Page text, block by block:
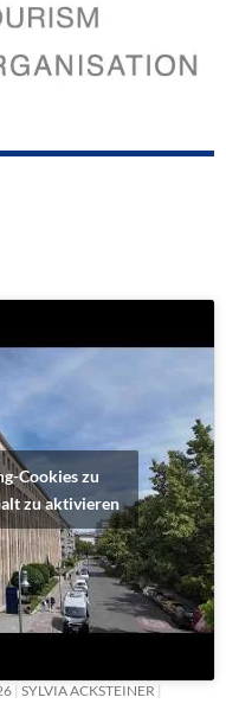
Cookies zu
zu aktivieren
SYLVIA ACKSTEINER